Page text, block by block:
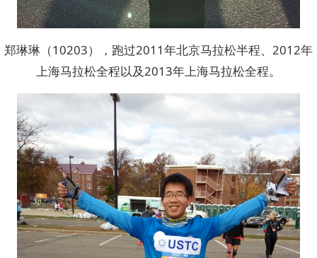
郑琳琳（10203），跑过2011年北京马拉松半程、2012年
上海马拉松全程以及2013年上海马拉松全程。